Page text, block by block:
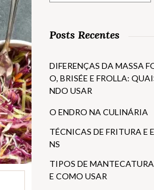
Posts Recentes
DIFERENÇAS DA MASSA
O, BRISÉE E FROLLA:
NDO USAR
O ENDRO NA CULINÁRIA
TÉCNICAS DE FRITURA E
NS
TIPOS DE
E COMO USAR